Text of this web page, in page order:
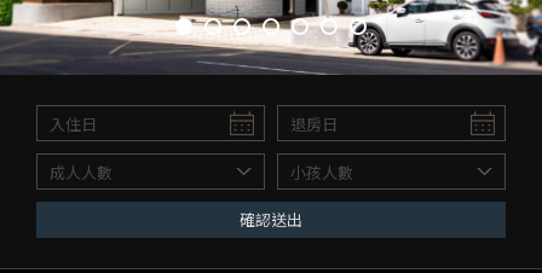
確認送出